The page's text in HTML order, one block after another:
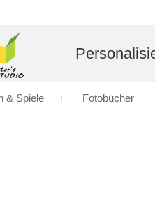
& Spiele Fotobücher